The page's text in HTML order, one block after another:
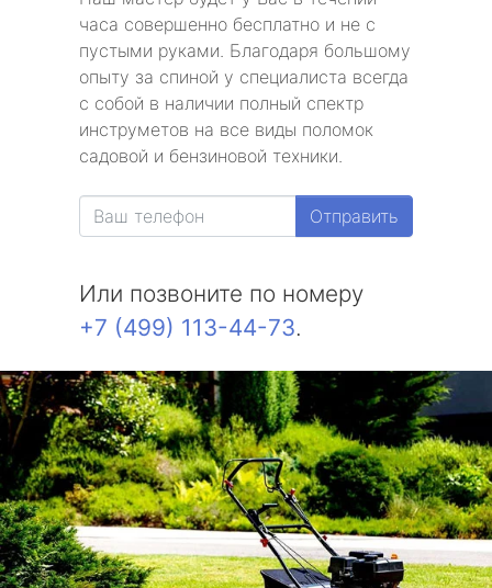
часа совершенно бесплатно и не с
пустыми руками. Благодаря большому
опыту за спиной у специалиста всегда
с собой в наличии полный спектр
инструметов на все виды поломок
садовой и бензиновой техники.
Отправить
Или позвоните по номеру
+7 (499) 113-44-73.